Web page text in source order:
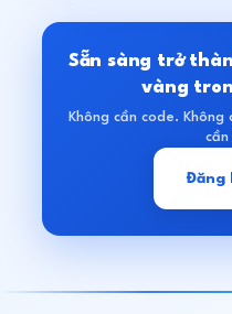
Sẵn sàng trở
vàng
Không cần code.
Đăng